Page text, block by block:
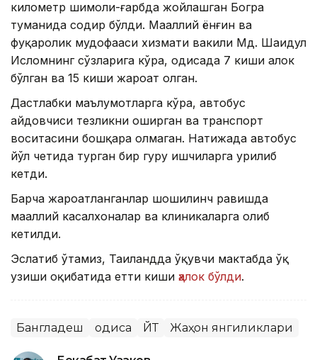
километр шимоли-ғарбда жойлашган Богра
туманида содир бўлди. Маҳаллий ёнғин ва
фуқаролик мудофааси хизмати вакили Мд. Шаҳидул
Исломнинг сўзларига кўра, ҳодисада 7 киши ҳалок
бўлган ва 15 киши жароҳат олган.
Дастлабки маълумотларга кўра, автобус
ҳайдовчиси тезликни оширган ва транспорт
воситасини бошқара олмаган. Натижада автобус
йўл четида турган бир гуруҳ ишчиларга урилиб
кетди.
Барча жароҳатланганлар шошилинч равишда
маҳаллий касалхоналар ва клиникаларга олиб
кетилди.
Эслатиб ўтамиз, Таиландда ўқувчи мактабда ўқ
узиши оқибатида етти киши ҳалок бўлди.
Бангладеш Ҳодиса ЙТҲ Жаҳон янгиликлари